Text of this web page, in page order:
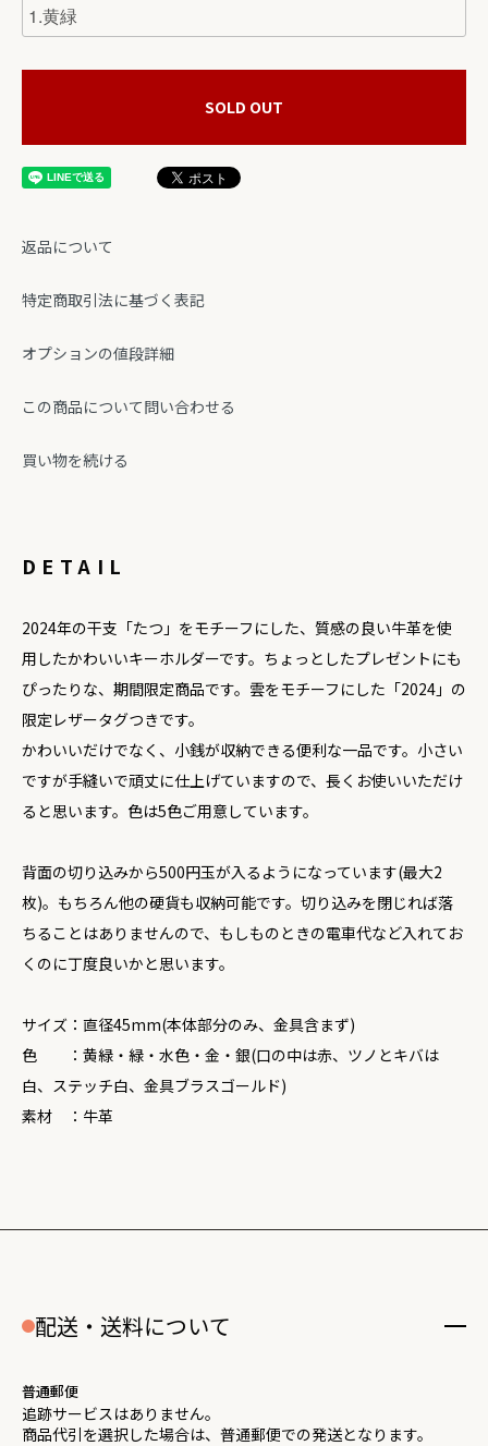
SOLD OUT
返品について
特定商取引法に基づく表記
オプションの値段詳細
この商品について問い合わせる
買い物を続ける
DETAIL
2024年の干支「たつ」をモチーフにした、質感の良い牛革を使
用したかわいいキーホルダーです。ちょっとしたプレゼントにも
ぴったりな、期間限定商品です。雲をモチーフにした「2024」の
限定レザータグつきです。
かわいいだけでなく、小銭が収納できる便利な一品です。小さい
ですが手縫いで頑丈に仕上げていますので、長くお使いいただけ
ると思います。色は5色ご用意しています。
背面の切り込みから500円玉が入るようになっています(最大2
枚)。もちろん他の硬貨も収納可能です。切り込みを閉じれば落
ちることはありませんので、もしものときの電車代など入れてお
くのに丁度良いかと思います。
サイズ：直径45mm(本体部分のみ、金具含まず)
色 ：黄緑・緑・水色・金・銀(口の中は赤、ツノとキバは
白、ステッチ白、金具ブラスゴールド)
素材 ：牛革
配送・送料について
普通郵便
追跡サービスはありません。
商品代引を選択した場合は、普通郵便での発送となります。